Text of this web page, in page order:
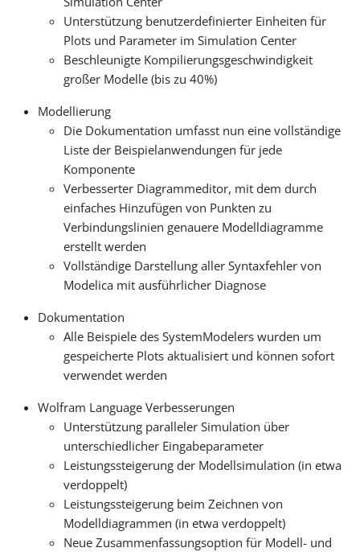
Unterstützung benutzerdefinierter Einheiten für
Plots und Parameter im Simulation Center
Beschleunigte Kompilierungsgeschwindigkeit
großer Modelle (bis zu 40%)
Modellierung
Die Dokumentation umfasst nun eine vollständige
Liste der Beispielanwendungen für jede
Komponente
Verbesserter Diagrammeditor, mit dem durch
einfaches Hinzufügen von Punkten zu
Verbindungslinien genauere Modelldiagramme
erstellt werden
Vollständige Darstellung aller Syntaxfehler von
Modelica mit ausführlicher Diagnose
Dokumentation
Alle Beispiele des SystemModelers wurden um
gespeicherte Plots aktualisiert und können sofort
verwendet werden
Wolfram Language Verbesserungen
Unterstützung paralleler Simulation über
unterschiedlicher Eingabeparameter
Leistungssteigerung der Modellsimulation (in etwa
verdoppelt)
Leistungssteigerung beim Zeichnen von
Modelldiagrammen (in etwa verdoppelt)
Neue Zusammenfassungsoption für Modell- und